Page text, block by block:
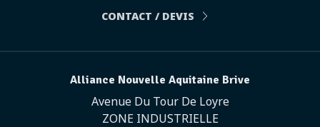
CONTACT / DEVIS
Alliance Nouvelle Aquitaine Brive
Avenue Du Tour De Loyre
ZONE INDUSTRIELLE